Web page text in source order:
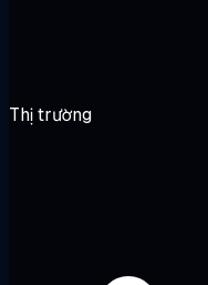
Thị trường